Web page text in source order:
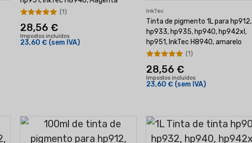
28,56 €
Impostos incluídos
23,60 € (sem IVA)
(1) InkTec
Tinta de pigmento 1L para hp912,
hp933, hp935, hp940, hp942xl,
hp951, InkTec H8940, amarelo
28,56 €
Impostos incluídos
23,60 € (sem IVA)
(1)